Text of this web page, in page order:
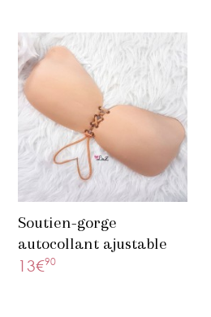
Soutien-gorge
autocollant ajustable
beige
13€90